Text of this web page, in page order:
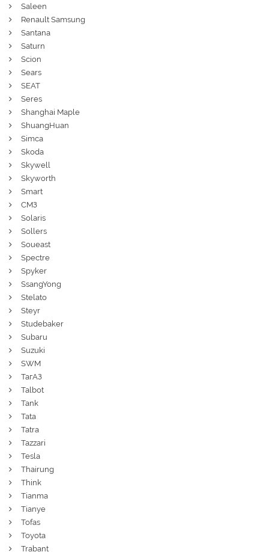
Saleen
Renault Samsung
Santana
Saturn
Scion
Sears
SEAT
Seres
Shanghai Maple
ShuangHuan
Simca
Skoda
Skywell
Skyworth
Smart
СМЗ
Solaris
Sollers
Soueast
Spectre
Spyker
SsangYong
Stelato
Steyr
Studebaker
Subaru
Suzuki
SWM
ТагАЗ
Talbot
Tank
Tata
Tatra
Tazzari
Tesla
Thairung
Think
Tianma
Tianye
Tofas
Toyota
Trabant